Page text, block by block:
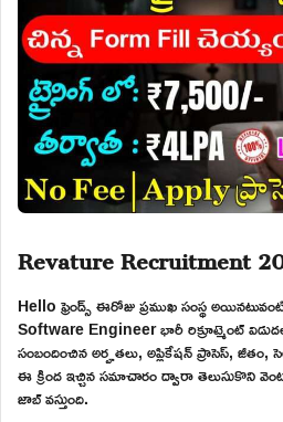
Revature Recruitment
Hello ఫ్రెండ్స్ ఈరోజు ప్రముఖ సంస్థ
Software Engineer భారీ రిక్రూట్మెంట్
సంబందించిన అర్హతలు, అప్లికేషన్ ప్రాసెస్, జీతం,
ఈ క్రింద ఇచ్చిన సమాచారం ద్వారా తెలుసుకొని
జాబ్ వస్తుంది.